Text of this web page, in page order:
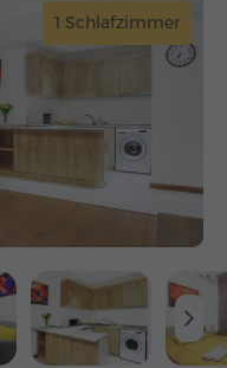
1 Schlafzimmer